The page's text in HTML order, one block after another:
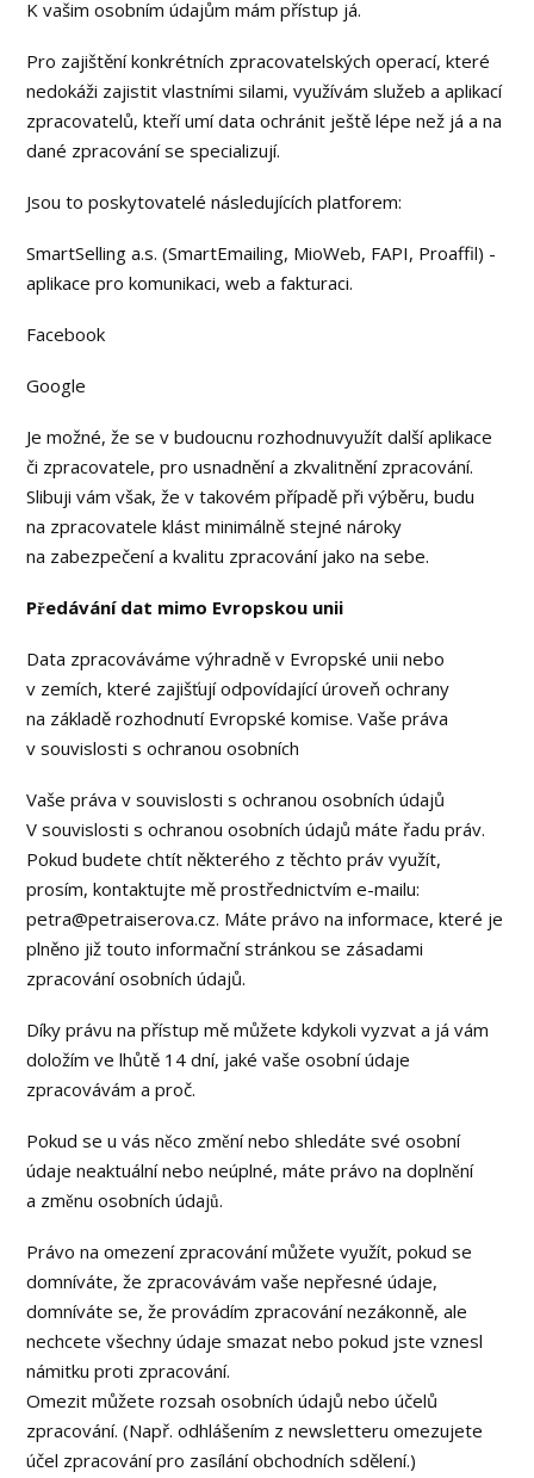
K vašim osobním údajům mám přístup já.
Pro zajištění konkrétních zpracovatelských operací, které
nedokáži zajistit vlastními silami, využívám služeb a aplikací
zpracovatelů, kteří umí data ochránit ještě lépe než já a na
dané zpracování se specializují.
Jsou to poskytovatelé následujících platforem:
SmartSelling a.s. (SmartEmailing, MioWeb, FAPI, Proaffil) -
aplikace pro komunikaci, web a fakturaci.
Facebook
Google
Je možné, že se v budoucnu rozhodnuvyužít další aplikace
či zpracovatele, pro usnadnění a zkvalitnění zpracování.
Slibuji vám však, že v takovém případě při výběru, budu
na zpracovatele klást minimálně stejné nároky
na zabezpečení a kvalitu zpracování jako na sebe.
Předávání dat mimo Evropskou unii
Data zpracováváme výhradně v Evropské unii nebo
v zemích, které zajišťují odpovídající úroveň ochrany
na základě rozhodnutí Evropské komise. Vaše práva
v souvislosti s ochranou osobních
Vaše práva v souvislosti s ochranou osobních údajů
V souvislosti s ochranou osobních údajů máte řadu práv.
Pokud budete chtít některého z těchto práv využít,
prosím, kontaktujte mě prostřednictvím e-mailu:
petra@petraiserova.cz. Máte právo na informace, které je
plněno již touto informační stránkou se zásadami
zpracování osobních údajů.
Díky právu na přístup mě můžete kdykoli vyzvat a já vám
doložím ve lhůtě 14 dní, jaké vaše osobní údaje
zpracovávám a proč.
Pokud se u vás něco změní nebo shledáte své osobní
údaje neaktuální nebo neúplné, máte právo na doplnění
a změnu osobních údajů.
Právo na omezení zpracování můžete využít, pokud se
domníváte, že zpracovávám vaše nepřesné údaje,
domníváte se, že provádím zpracování nezákonně, ale
nechcete všechny údaje smazat nebo pokud jste vznesl
námitku proti zpracování.
Omezit můžete rozsah osobních údajů nebo účelů
zpracování. (Např. odhlášením z newsletteru omezujete
účel zpracování pro zasílání obchodních sdělení.)